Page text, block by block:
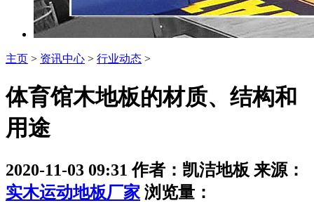
主页 > 资讯中心 > 行业动态 >
体育馆木地板的材质、结构和
用途
2020-11-03 09:31 作者：凯洁地板 来源：
实木运动地板厂家浏览量：